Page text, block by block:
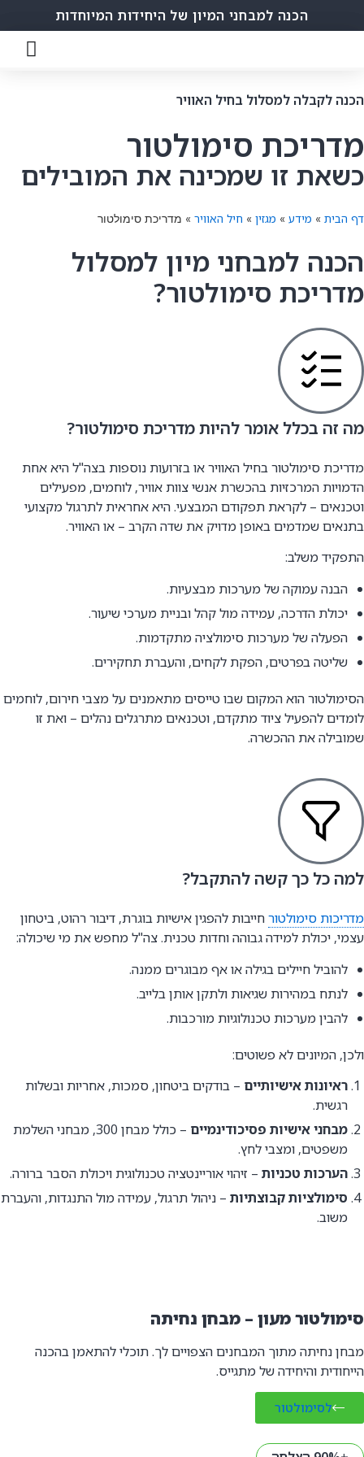
הכנה למבחני המיון של היחידות המיוחדות
הכנה לקבלה למסלול בחיל האוויר
מדריכת סימולטור
כשאת זו שמכינה את המובילים
דף הבית » מידע » מגזין » חיל האוויר » מדריכת סימולטור
הכנה למבחני מיון למסלול
מדריכת סימולטור?
מה זה בכלל אומר להיות מדריכת סימולטור?
מדריכת סימולטור בחיל האוויר או בזרועות נוספות בצה"ל היא אחת
הדמויות המרכזיות בהכשרת אנשי צוות אוויר, לוחמים, מפעילים
וטכנאים – לקראת תפקודם המבצעי. היא אחראית לתרגול מקצועי
בתנאים שמדמים באופן מדויק את שדה הקרב – או האוויר.
התפקיד משלב:
הבנה עמוקה של מערכות מבצעיות.
יכולת הדרכה, עמידה מול קהל ובניית מערכי שיעור.
הפעלה של מערכות סימולציה מתקדמות.
שליטה בפרטים, הפקת לקחים, והעברת תחקירים.
הסימולטור הוא המקום שבו טייסים מתאמנים על מצבי חירום, לוחמים
לומדים להפעיל ציוד מתקדם, וטכנאים מתרגלים נהלים – ואת זו
שמובילה את ההכשרה.
למה כל כך קשה להתקבל?
מדריכות סימולטורחייבות להפגין אישיות בוגרת, דיבור רהוט, ביטחון
עצמי, יכולת למידה גבוהה וחדות טכנית. צה"ל מחפש את מי שיכולה:
להוביל חיילים בגילה או אף מבוגרים ממנה.
לנתח במהירות שגיאות ולתקן אותן בלייב.
להבין מערכות טכנולוגיות מורכבות.
ולכן, המיונים לא פשוטים:
ראיונות אישיותיים – בודקים ביטחון, סמכות, אחריות ובשלות
רגשית.
מבחני אישיות פסיכודינמיים
– כולל מבחן 300, מבחני השלמת
משפטים, ומצבי לחץ.
הערכות טכניות – זיהוי אוריינטציה טכנולוגית ויכולת הסבר ברורה.
סימולציות קבוצתיות – ניהול תרגול, עמידה מול התנגדות, והעברת
משוב.
סימולטור מעון – מבחן נחיתה
מבחן נחיתה מתוך המבחנים הצפויים לך. תוכלי להתאמן בהכנה
הייחודית והיחידה של מתגייס.
לסימולטור